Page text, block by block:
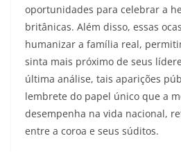
oportunidades para celebrar a
britânicas. Além disso, essas
humanizar a família real,
sinta mais próximo de seus
última análise, tais aparições
lembrete do papel único que a
desempenha na vida nacional,
entre a coroa e seus súditos.